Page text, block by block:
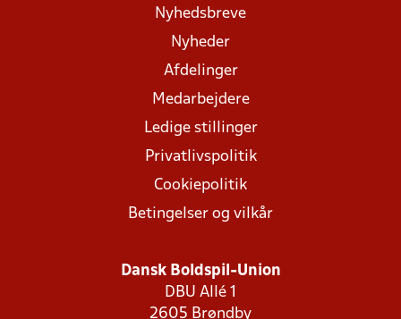
Nyhedsbreve
Nyheder
Afdelinger
Medarbejdere
Ledige stillinger
Privatlivspolitik
Cookiepolitik
Betingelser og vilkår
Dansk Boldspil-Union
DBU Allé 1
2605 Brøndby